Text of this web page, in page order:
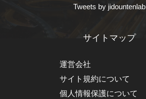
Tweets by jidountenlab
サイトマップ
運営会社
サイト規約について
個人情報保護について